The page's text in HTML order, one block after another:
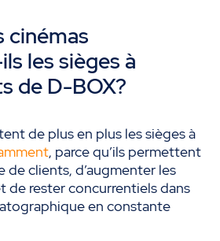
cinémas
les sièges à
de D-BOX?
de plus en plus les sièges à
, parce qu’ils permettent
de clients, d’augmenter les
de rester concurrentiels dans
en constante